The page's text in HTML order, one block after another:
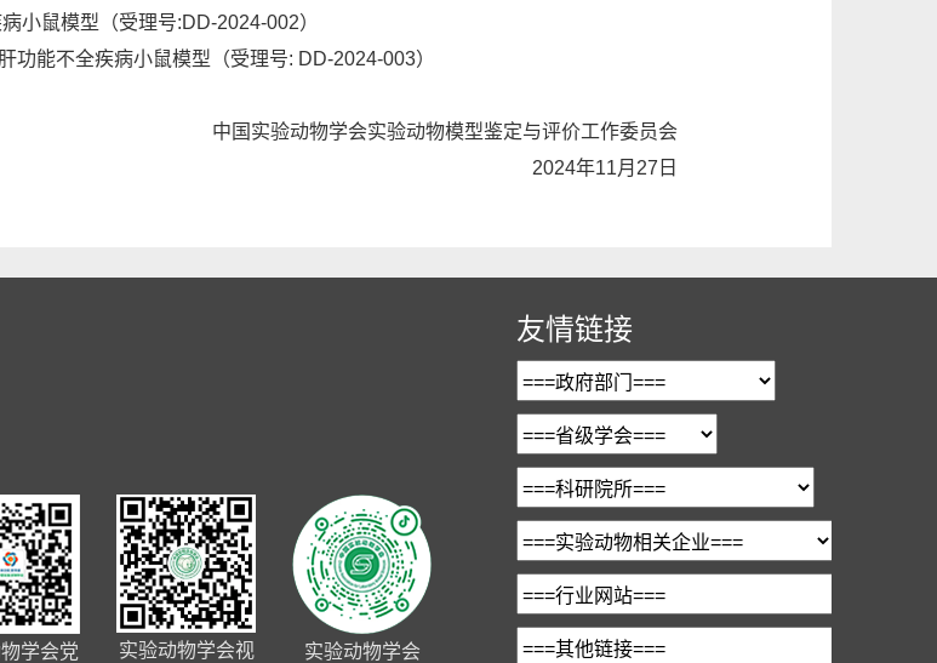
小鼠模型（受理号:DD-2024-002）
能不全疾病小鼠模型（受理号: DD-2024-003）
中国实验动物学会实验动物模型鉴定与评价工作委员会
2024年11月27日
学会党 实验动物学会视 实验动物学会
友情链接